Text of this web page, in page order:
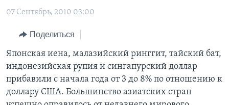
навигации
Перейти
поиск
ИТОГИ
ПОЧЕМУ ЭТО ВАЖНО?
ДИСКУССИЯ VOA
ДЕТАЛИ
НЬЮ-ЙОРК NEW YORK
НАША АМЕРИКАНСКАЯ ИСТОРИЯ
А КАК В АМЕРИКЕ?
АРТЕФАКТЫ
АМЕРИКАНСКИЕ ГОРОДКИ
ТЕСТЫ
ИНТЕРВЬЮ
ФАКТЫ ПРОТИВ ФЕЙКОВ
ЗА СВОБОДУ ПРЕССЫ
УЧИМ АНГЛИЙСКИЙ
ВИДЕО
07 Сентябрь, 2010 03:00
Поделиться
Японская иена, малазийский ринггит, тайский бат,
индонезийская рупия и сингапурский доллар
прибавили с начала года от 3 до 8% по отношению к
доллару США. Большинство азиатских стран